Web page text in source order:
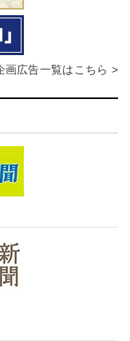
画広告一覧はこちら >